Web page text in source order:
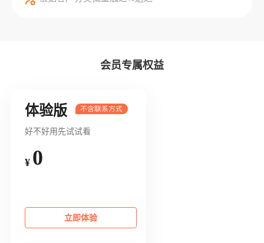
会员专属权益
体验版
好不好用先试试看
¥ 0
立即体验